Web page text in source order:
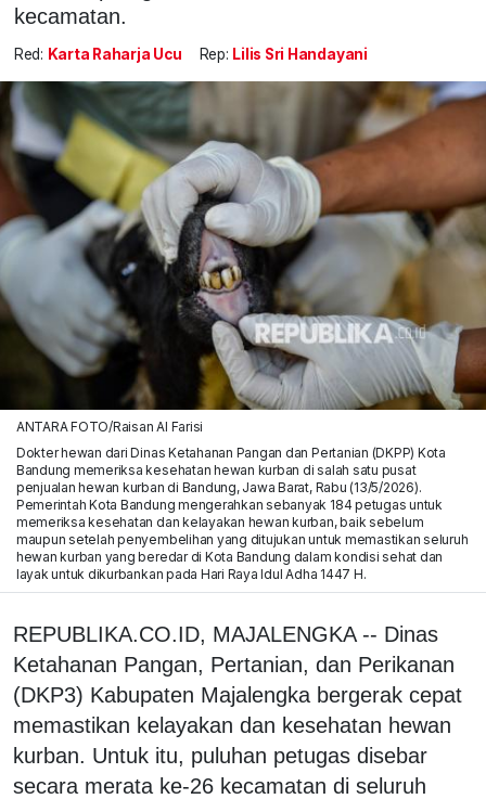
kecamatan.
Red: Karta Raharja Ucu Rep: Lilis Sri Handayani
ANTARA FOTO/Raisan Al Farisi
Dokter hewan dari Dinas Ketahanan Pangan dan Pertanian (DKPP) Kota
Bandung memeriksa kesehatan hewan kurban di salah satu pusat
penjualan hewan kurban di Bandung, Jawa Barat, Rabu (13/5/2026).
Pemerintah Kota Bandung mengerahkan sebanyak 184 petugas untuk
memeriksa kesehatan dan kelayakan hewan kurban, baik sebelum
maupun setelah penyembelihan yang ditujukan untuk memastikan seluruh
hewan kurban yang beredar di Kota Bandung dalam kondisi sehat dan
layak untuk dikurbankan pada Hari Raya Idul Adha 1447 H.
REPUBLIKA.CO.ID, MAJALENGKA -- Dinas
Ketahanan Pangan, Pertanian, dan Perikanan
(DKP3) Kabupaten Majalengka bergerak cepat
memastikan kelayakan dan kesehatan hewan
kurban. Untuk itu, puluhan petugas disebar
secara merata ke-26 kecamatan di seluruh